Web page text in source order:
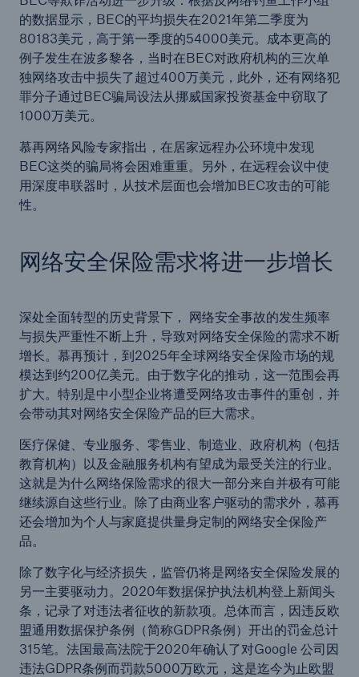
的数据显示，BEC的平均损失在2021年第二季度为
80183美元，高于第一季度的54000美元。成本更高的
例子发生在波多黎各，当时在BEC对政府机构的三次单
独网络攻击中损失了超过400万美元，此外，还有网络犯
罪分子通过BEC骗局设法从挪威国家投资基金中窃取了
1000万美元。
慕再网络风险专家指出，在居家远程办公环境中发现
BEC这类的骗局将会困难重重。另外，在远程会议中使
用深度串联器时，从技术层面也会增加BEC攻击的可能
性。
网络安全保险需求将进一步增长
深处全面转型的历史背景下， 网络安全事故的发生频率
与损失严重性不断上升，导致对网络安全保险的需求不断
增长。慕再预计，到2025年全球网络安全保险市场的规
模达到约200亿美元。由于数字化的推动，这一范围会再
扩大。特别是中小型企业将遭受网络攻击事件的重创，并
会带动其对网络安全保险产品的巨大需求。
医疗保健、专业服务、零售业、制造业、政府机构（包括
教育机构）以及金融服务机构有望成为最受关注的行业。
这就是为什么网络保险需求的很大一部分来自并极有可能
继续源自这些行业。除了由商业客户驱动的需求外，慕再
还会增加为个人与家庭提供量身定制的网络安全保险产
品。
除了数字化与经济损失，监管仍将是网络安全保险发展的
另一主要驱动力。2020年数据保护执法机构登上新闻头
条，记录了对违法者征收的新款项。总体而言，因违反欧
盟通用数据保护条例（简称GDPR条例）开出的罚金总计
315笔。法国最高法院于2020年确认了对Google 公司因
违法GDPR条例而罚款5000万欧元，这是迄今为止欧盟